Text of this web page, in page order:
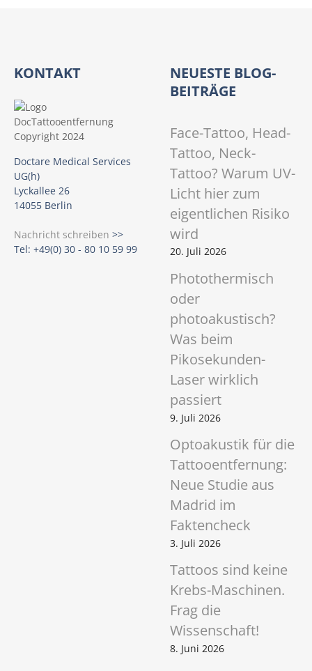
KONTAKT
Doctare Medical Services
UG(h)
Lyckallee 26
14055 Berlin
Nachricht schreiben >>
Tel: +49(0) 30 - 80 10 59 99
NEUESTE BLOG-
BEITRÄGE
Face-Tattoo, Head-
Tattoo, Neck-
Tattoo? Warum UV-
Licht hier zum
eigentlichen Risiko
wird
20. Juli 2026
Photothermisch
oder
photoakustisch?
Was beim
Pikosekunden-
Laser wirklich
passiert
9. Juli 2026
Optoakustik für die
Tattooentfernung:
Neue Studie aus
Madrid im
Faktencheck
3. Juli 2026
Tattoos sind keine
Krebs-Maschinen.
Frag die
Wissenschaft!
8. Juni 2026